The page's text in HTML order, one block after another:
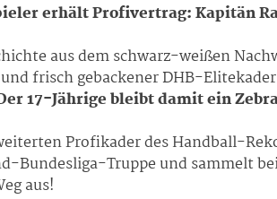
erhält Profivertrag: Kapitän
aus dem schwarz-weißen
frisch gebackener DHB-
17-Jährige bleibt damit ein
Profikader des Handball-
Bundesliga-Truppe und sammelt
aus!